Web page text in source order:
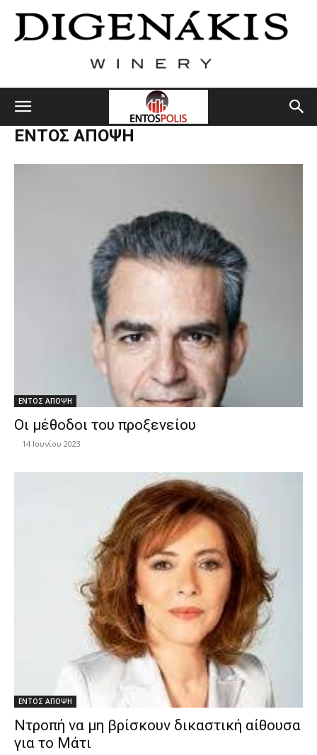
ΕΝΤΟΣ ΑΠΟΨΗ
ΕΝΤΟΣ ΑΠΟΨΗ
Οι μέθοδοι του προξενείου
- 14 Ιουνίου 2023
ΕΝΤΟΣ ΑΠΟΨΗ
Ντροπή να μη βρίσκουν δικαστική αίθουσα
για το Μάτι